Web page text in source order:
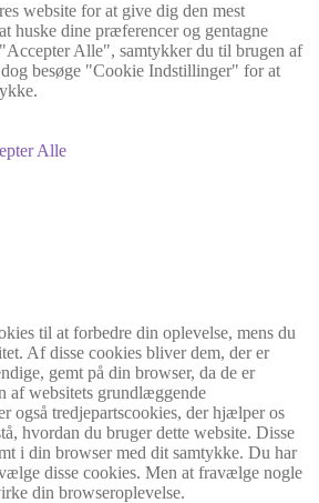
website for at give dig den mest
huske dine præferencer og gentagne
Alle", samtykker du til brugen af
besøge "Cookie Indstillinger" for at
Alle
til at forbedre din oplevelse, mens du
Af disse cookies bliver dem, der er
gemt på din browser, da de er
af websitets grundlæggende
også tredjepartscookies, der hjælper os
hvordan du bruger dette website. Disse
i din browser med dit samtykke. Du har
disse cookies. Men at fravælge nogle
din browseroplevelse.